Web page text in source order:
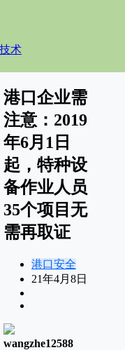
术
港口企业需
注意：2019
年6月1日
起，特种设
备作业人员
35个项目无
需再取证
港口安全
21年4月8日
wangzhe12588